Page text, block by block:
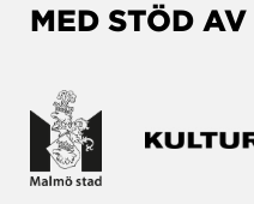
MED STÖD AV